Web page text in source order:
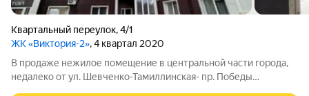
Квартальный переулок,4/1
ЖК «Виктория-2», 4 квартал 2020
В продаже нежилое помещение в центральной части города,
недалеко от ул. Шевченко-Тамиллинская- пр. Победы